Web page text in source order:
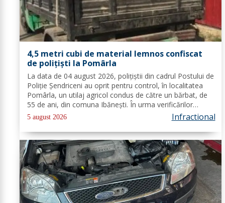
4,5 metri cubi de material lemnos confiscat
de polițiști la Pomârla
La data de 04 august 2026, polițiștii din cadrul Postului de
Poliție Șendriceni au oprit pentru control, în localitatea
Pomârla, un utilaj agricol condus de către un bărbat, de
55 de ani, din comuna Ibănești. În urma verificărilor
efectuate de către polițiști, s-a constatat faptul că
acesta...
5 august 2026 Infractional